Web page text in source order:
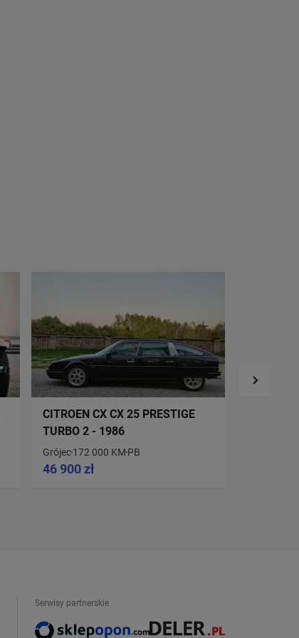
CITROEN CX CX 25 PRESTIGE
TURBO 2 - 1986
Grójec172 000 KM PB
46 900 zł
Serwisy partnerskie